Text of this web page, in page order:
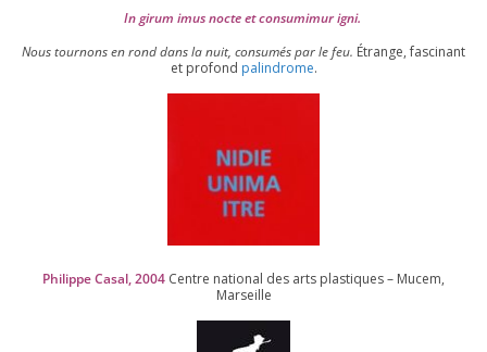
In girum imus nocte et consu­mi­mur igni.
Nous tour­nons en rond dans la nuit, consu­més par le feu. Étrange, fas­ci­nant
et pro­fond palin­drome.
Philippe Casal,2004 Centre natio­nal des arts plas­tiques – Mucem,
Marseille